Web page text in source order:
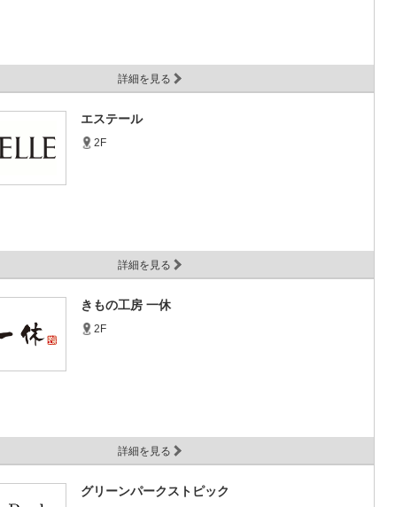
詳細を見る
エステール
2F
詳細を見る
きもの工房 一休
2F
詳細を見る
グリーンパークストピック